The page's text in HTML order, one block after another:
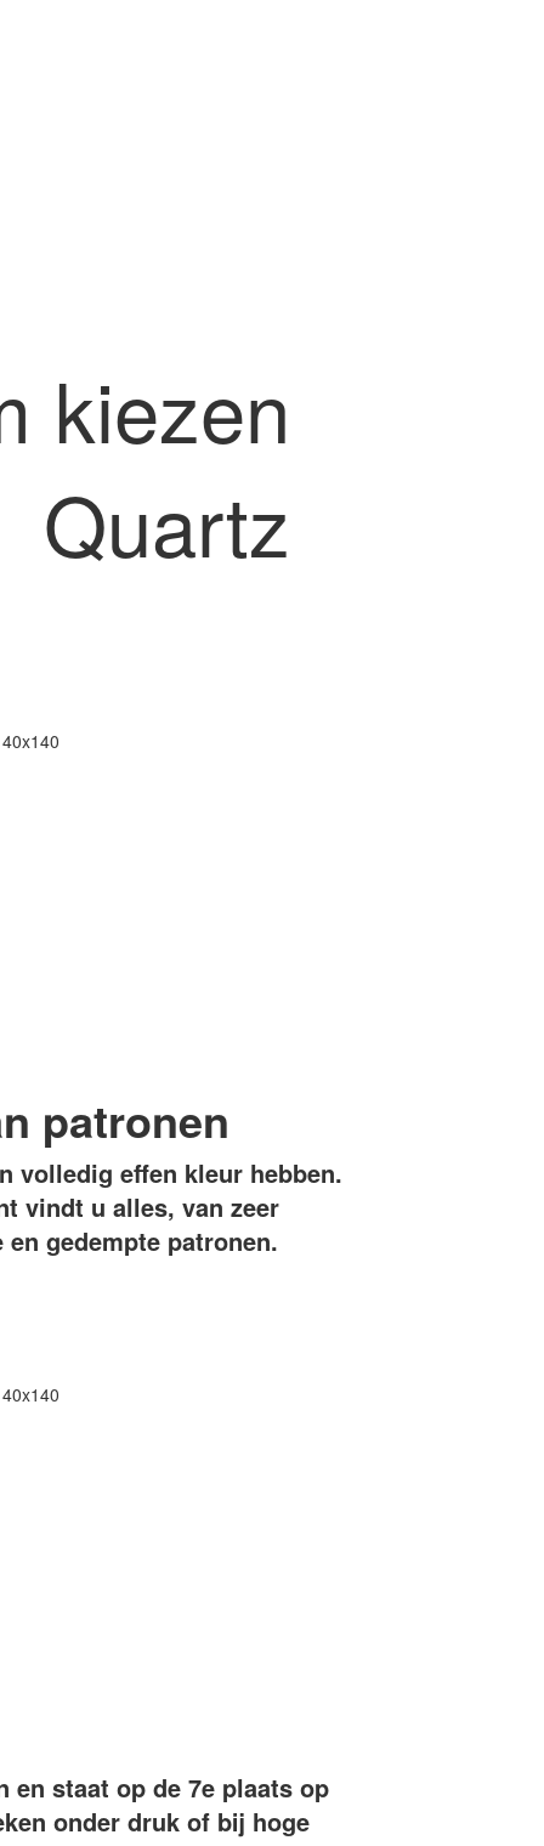
kiezen
Quartz
patronen
volledig effen kleur hebben.
vindt u alles, van zeer
gedempte patronen.
en staat op de 7e plaats op
onder druk of bij hoge